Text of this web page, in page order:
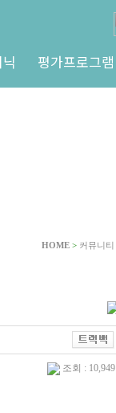
평가프로그램
HOME > 커뮤니티
조회 : 10,949